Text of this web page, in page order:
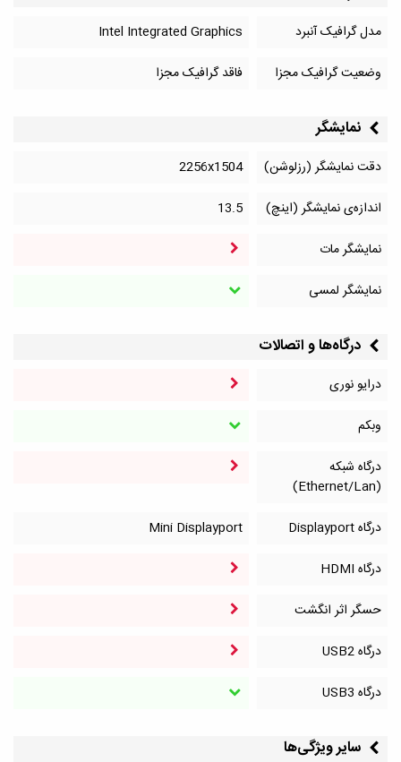
مدل گرافیک آنبرد
Intel Integrated Graphics
وضعیت گرافیک مجزا
فاقد گرافیک مجزا
نمایشگر
دقت نمایشگر (رزلوشن)
2256x1504
اندازه‌ی نمایشگر (اینچ)
13.5
نمایشگر مات
نمایشگر لمسی
درگاه‌ها و اتصالات
درایو نوری
وبکم
درگاه شبکه
(Ethernet/Lan)
درگاه Displayport
Mini Displayport
درگاه HDMI
حسگر اثر انگشت
درگاه‌ USB2
درگاه‌ USB3
سایر ویژگی‌ها